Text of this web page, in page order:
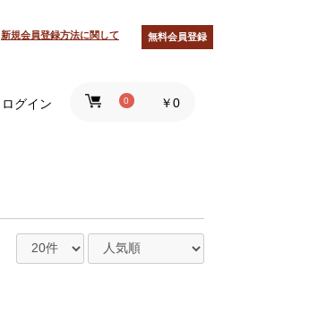
新規会員登録方法に関して 無料会員登録
ログイン 0 ￥0